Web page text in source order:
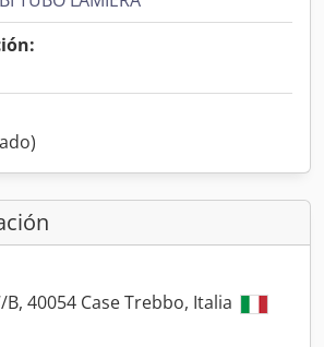
40054 Case Trebbo, Italia